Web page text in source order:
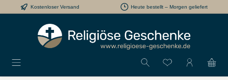
Zum Hauptinhalt springen
Kostenloser Versand Heute bestellt – Morgen geliefert
Du hast 0